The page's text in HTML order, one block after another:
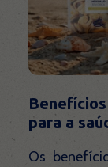
para a
Os